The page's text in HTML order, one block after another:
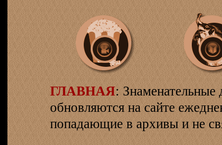
ГЛАВНАЯ: Знаменательные
обновляются на сайте
попадающие в архивы и не